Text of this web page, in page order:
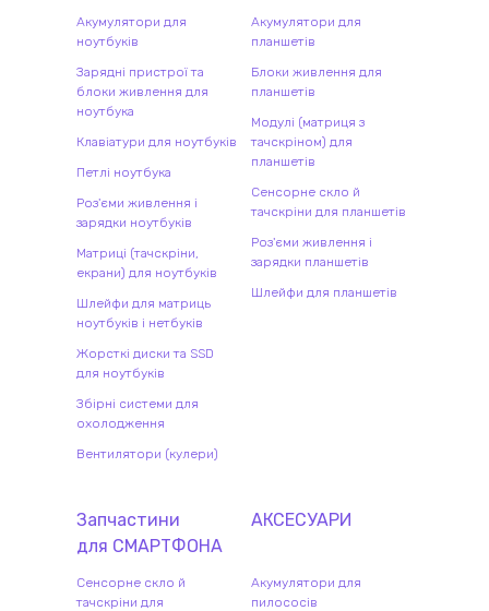
Акумулятори для
ноутбуків
Зарядні пристрої та
блоки живлення для
ноутбука
Клавіатури для ноутбуків
Петлі ноутбука
Роз'єми живлення і
зарядки ноутбуків
Матриці (тачскріни,
екрани) для ноутбуків
Шлейфи для матриць
ноутбуків і нетбуків
Жорсткі диски та SSD
для ноутбуків
Збірні системи для
охолодження
Вентилятори (кулери)
Акумулятори для
планшетів
Блоки живлення для
планшетів
Модулі (матриця з
тачскріном) для
планшетів
Сенсорне скло й
тачскріни для планшетів
Роз'єми живлення і
зарядки планшетів
Шлейфи для планшетів
Запчастини
для СМАРТФОНА
Сенсорне скло й
тачскріни для
АКСЕСУАРИ
Акумулятори для
пилососів